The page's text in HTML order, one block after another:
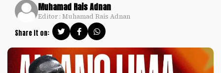
Muhamad Rais Adnan
Editor : Muhamad Rais Adnan
Share it on:
Timnas
SKOR
SPECIAL
Disclaimer
Kami